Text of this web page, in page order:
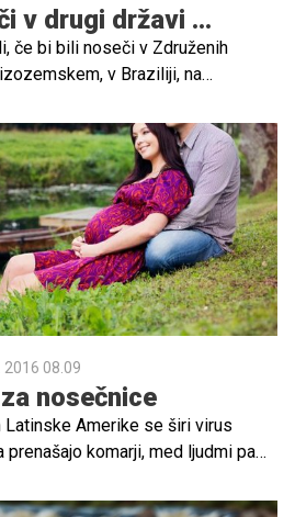
v drugi državi ...
če bi bili noseči v Združenih
v Braziliji, na
2016 08.09
nosečnice
Latinske Amerike se širi virus
prenašajo komarji, med ljudmi pa
katerih posledica so